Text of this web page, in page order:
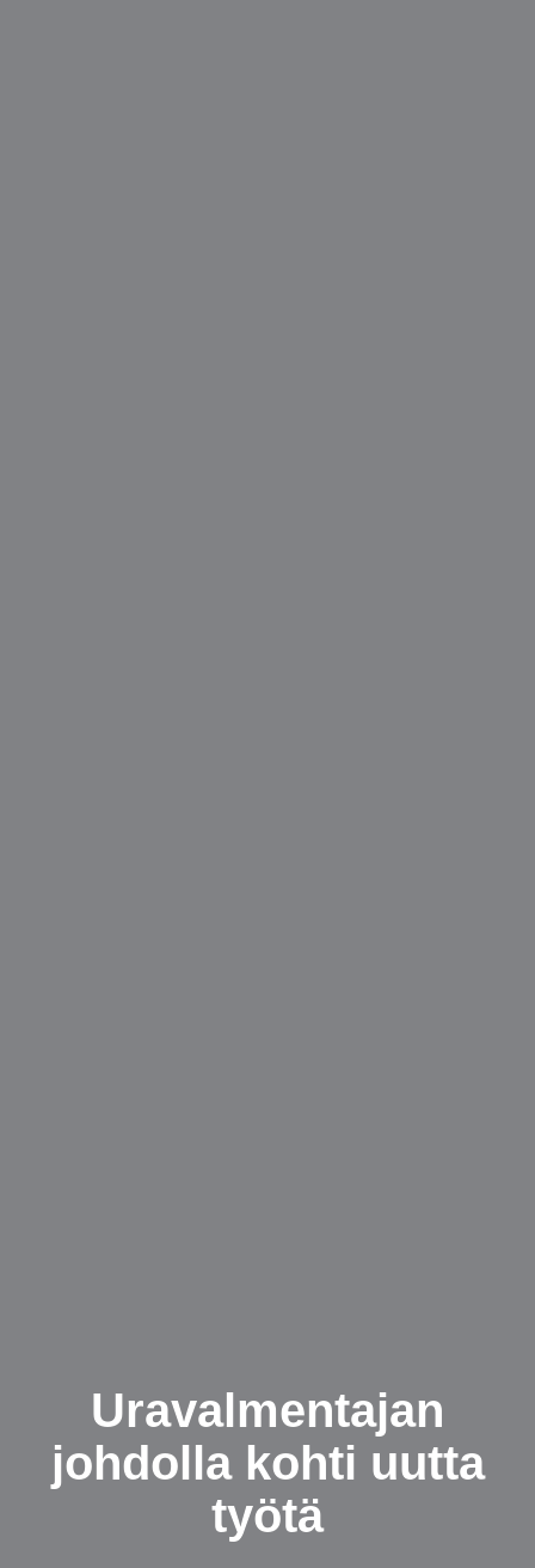
Uravalmentajan
johdolla kohti uutta
työtä